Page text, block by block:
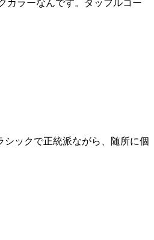
カラーなんです。ダッフルコー
ックで正統派ながら、随所に個